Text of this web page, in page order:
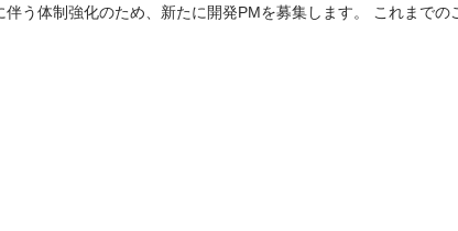
伴う体制強化のため、新たに開発PMを募集します。 これまでの
務内容】 ・開発を進める上でのスコープや設計書を作成する ・開